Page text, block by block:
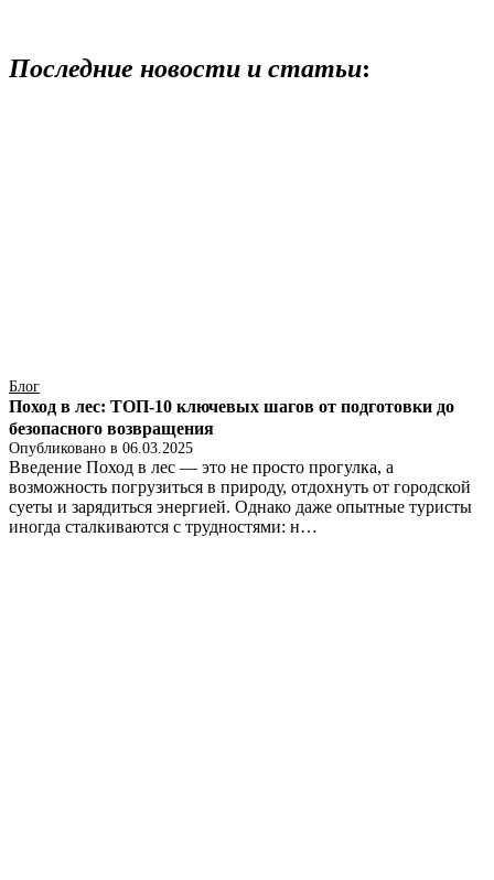
Последние новости и статьи:
Блог
Поход в лес: ТОП-10 ключевых шагов от подготовки до
безопасного возвращения
Опубликовано в 06.03.2025
Введение Поход в лес — это не просто прогулка, а
возможность погрузиться в природу, отдохнуть от городской
суеты и зарядиться энергией. Однако даже опытные туристы
иногда сталкиваются с трудностями: н…